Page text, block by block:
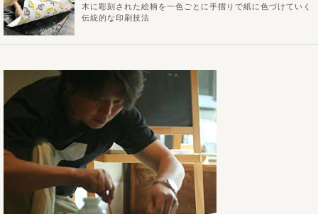
木に彫刻された絵柄を一色ごとに手摺りで紙に色づけていく
伝統的な印刷技法